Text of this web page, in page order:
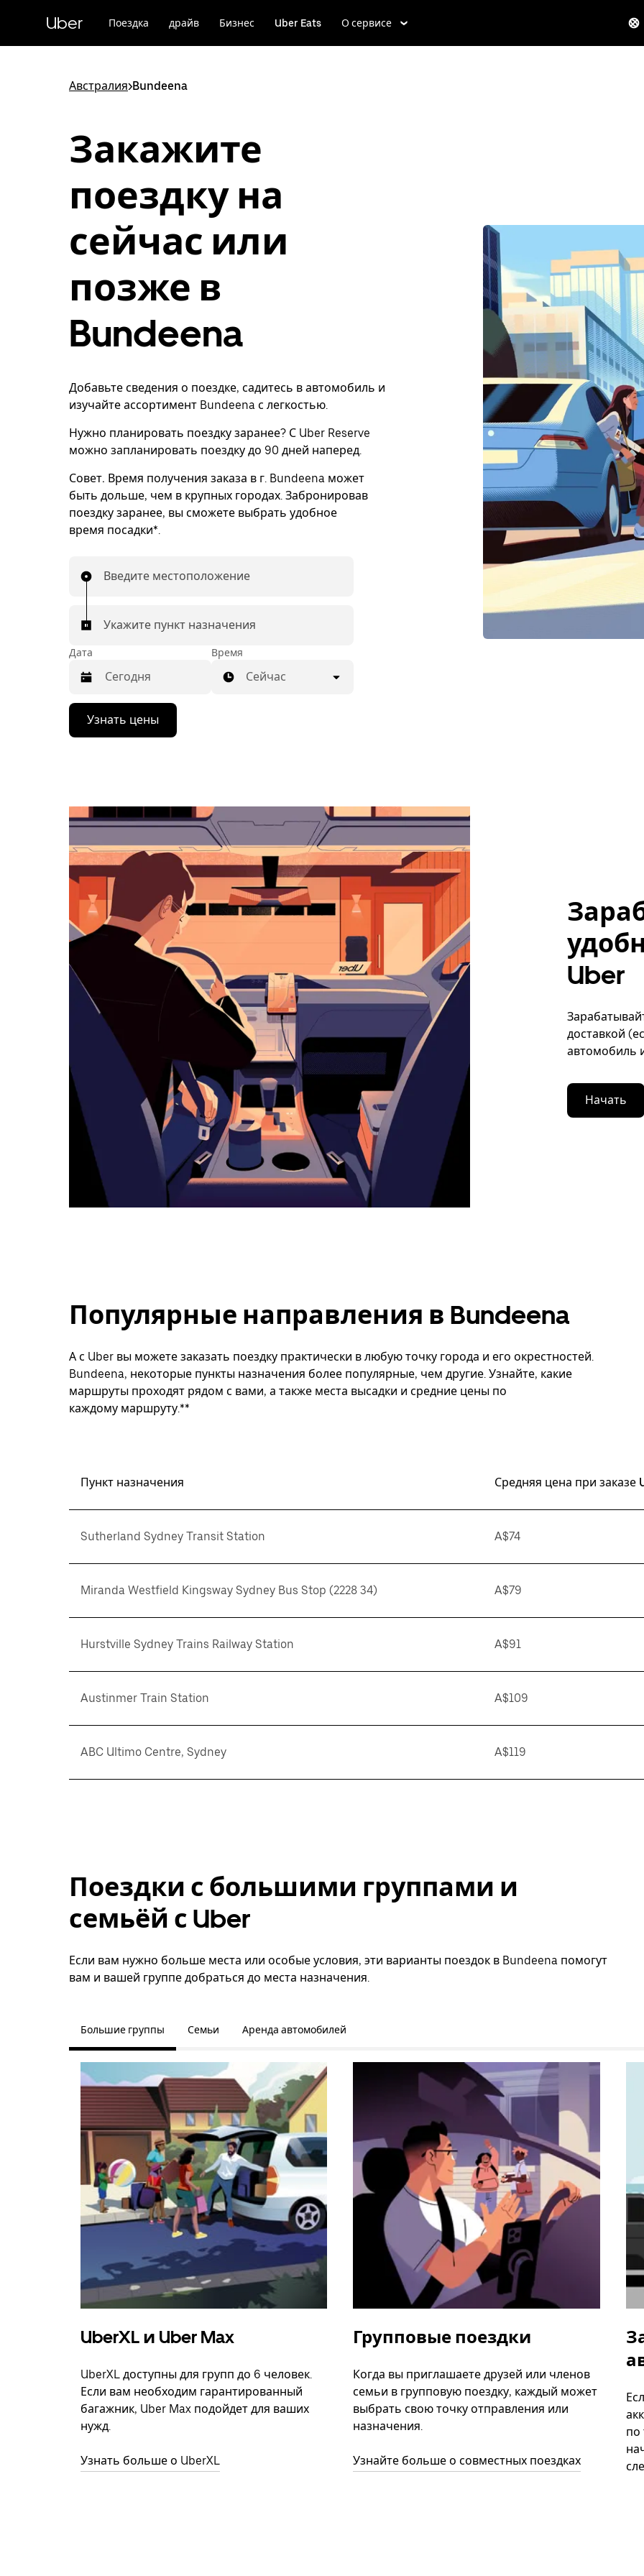
к
Uber Поездка драйв Бизнес Uber Eats О сервисе
Австралия>Bundeena
Закажите
поездку на
сейчас или
позже в
Bundeena
Добавьте сведения о поездке, садитесь в автомобиль и
изучайте ассортимент Bundeena с легкостью.
Нужно планировать поездку заранее? С Uber Reserve
можно запланировать поездку до 90 дней наперед.
Совет. Время получения заказа в г. Bundeena может
быть дольше, чем в крупных городах. Забронировав
поездку заранее, вы сможете выбрать удобное
время посадки*.
Введите местоположение
Укажите пункт назначения
Дата
Нажмите
стрелку
вниз,
выбрать
дату.
закрыть
календарь,
нажмите
Esc.
Время
Сейчас
Узнать цены
Uber
доставкой
автомобиль
Начать
Популярные направления в Bundeena
А с Uber вы можете заказать поездку практически в любую точку города и его окрестностей.
Bundeena, некоторые пункты назначения более популярные, чем другие. Узнайте, какие
маршруты проходят рядом с вами, а также места высадки и средние цены по
каждому маршруту.**
Пункт назначения Средняя цена при заказе
Sutherland Sydney Transit Station A$74
Miranda Westfield Kingsway Sydney Bus Stop (2228 34) A$79
Hurstville Sydney Trains Railway Station A$91
Austinmer Train Station A$109
ABC Ultimo Centre, Sydney A$119
Поездки с большими группами и
семьёй с Uber
Если вам нужно больше места или особые условия, эти варианты поездок в Bundeena помогут
вам и вашей группе добраться до места назначения.
Большие группы Семьи Аренда автомобилей
UberXL и Uber Max
UberXL доступны для групп до 6 человек.
Если вам необходим гарантированный
багажник, Uber Max подойдет для ваших
нужд.
Узнать больше о UberXL
Групповые поездки
Когда вы приглашаете друзей или членов
семьи в групповую поездку, каждый может
выбрать свою точку отправления или
назначения.
Узнайте больше о совместных поездках
по